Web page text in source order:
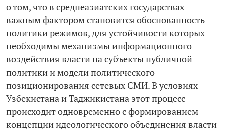
о том, что в среднеазиатских государствах
важным фактором становится обоснованность
политики режимов, для устойчивости которых
необходимы механизмы информационного
воздействия власти на субъекты публичной
политики и модели политического
позиционирования сетевых СМИ. В условиях
Узбекистана и Таджикистана этот процесс
происходит одновременно с формированием
концепции идеологического объединения власти